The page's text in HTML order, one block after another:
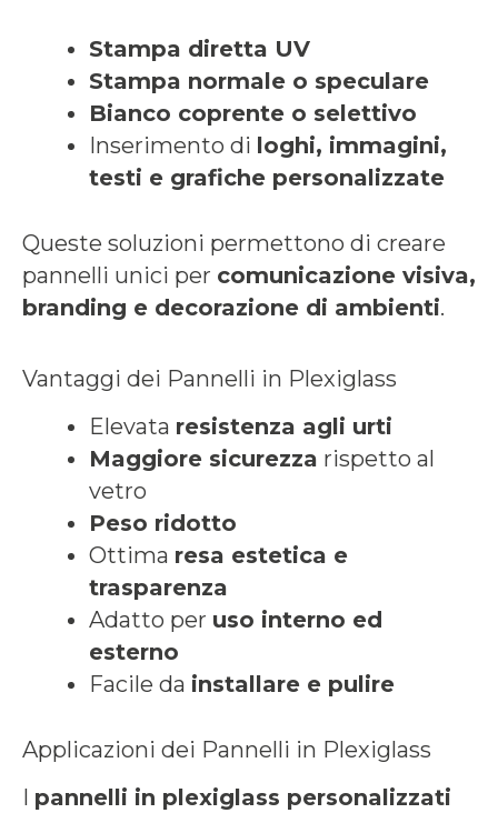
Stampa diretta UV
Stampa normale o speculare
Bianco coprente o selettivo
Inserimento di loghi, immagini,
testi e grafiche personalizzate
Queste soluzioni permettono di creare
pannelli unici per comunicazione visiva,
branding e decorazione di ambienti.
Vantaggi dei Pannelli in Plexiglass
Elevata resistenza agli urti
Maggiore sicurezza rispetto al
vetro
Peso ridotto
Ottima resa estetica e
trasparenza
Adatto per uso interno ed
esterno
Facile da installare e pulire
Applicazioni dei Pannelli in Plexiglass
I pannelli in plexiglass personalizzati